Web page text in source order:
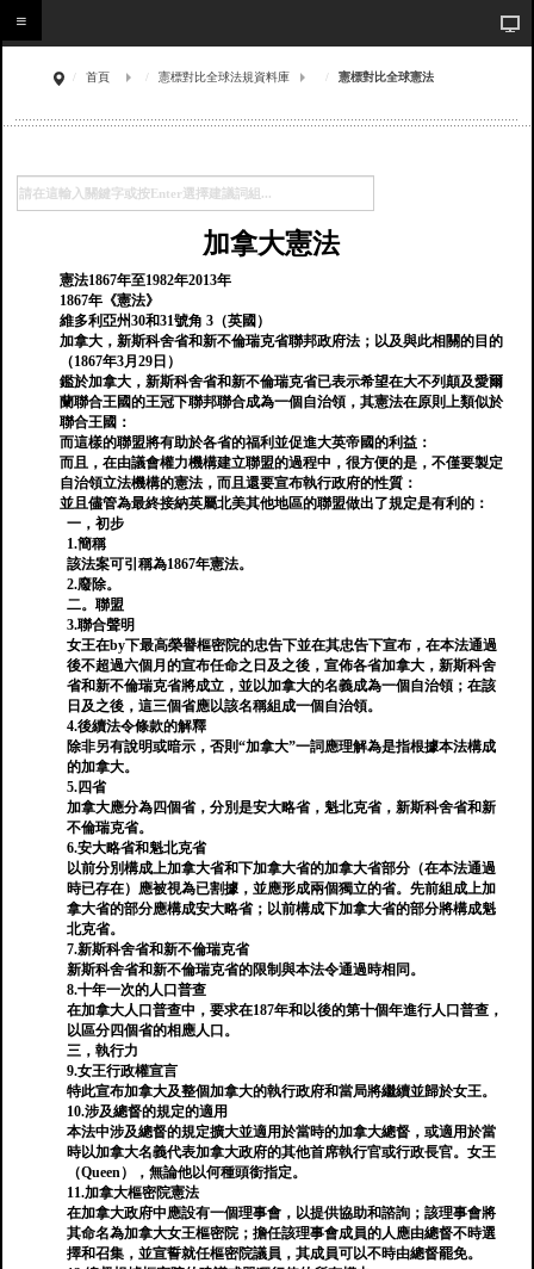
首頁 憲標對比全球法規資料庫 憲標對比全球憲法
加拿大憲法
憲法1867年至1982年2013年
1867年《憲法》
維多利亞州30和31號角 3（英國）
加拿大，新斯科舍省和新不倫瑞克省聯邦政府法；以及與此相關的目的
（1867年3月29日）
鑑於加拿大，新斯科舍省和新不倫瑞克省已表示希望在大不列顛及愛爾
蘭聯合王國的王冠下聯邦聯合成為一個自治領，其憲法在原則上類似於
聯合王國：
而這樣的聯盟將有助於各省的福利並促進大英帝國的利益：
而且，在由議會權力機構建立聯盟的過程中，很方便的是，不僅要製定
自治領立法機構的憲法，而且還要宣布執行政府的性質：
並且儘管為最終接納英屬北美其他地區的聯盟做出了規定是有利的：
一，初步
1.簡稱
該法案可引稱為1867年憲法。
2.廢除。
二。聯盟
3.聯合聲明
女王在by下最高榮譽樞密院的忠告下並在其忠告下宣布，在本法通過
後不超過六個月的宣布任命之日及之後，宣佈各省加拿大，新斯科舍
省和新不倫瑞克省將成立，並以加拿大的名義成為一個自治領；在該
日及之後，這三個省應以該名稱組成一個自治領。
4.後續法令條款的解釋
除非另有說明或暗示，否則“加拿大”一詞應理解為是指根據本法構成
的加拿大。
5.四省
加拿大應分為四個省，分別是安大略省，魁北克省，新斯科舍省和新
不倫瑞克省。
6.安大略省和魁北克省
以前分別構成上加拿大省和下加拿大省的加拿大省部分（在本法通過
時已存在）應被視為已割據，並應形成兩個獨立的省。先前組成上加
拿大省的部分應構成安大略省；以前構成下加拿大省的部分將構成魁
北克省。
7.新斯科舍省和新不倫瑞克省
新斯科舍省和新不倫瑞克省的限制與本法令通過時相同。
8.十年一次的人口普查
在加拿大人口普查中，要求在187年和以後的第十個年進行人口普查，
以區分四個省的相應人口。
三，執行力
9.女王行政權宣言
特此宣布加拿大及整個加拿大的執行政府和當局將繼續並歸於女王。
10.涉及總督的規定的適用
本法中涉及總督的規定擴大並適用於當時的加拿大總督，或適用於當
時以加拿大名義代表加拿大政府的其他首席執行官或行政長官。女王
（Queen），無論他以何種頭銜指定。
11.加拿大樞密院憲法
在加拿大政府中應設有一個理事會，以提供協助和諮詢；該理事會將
其命名為加拿大女王樞密院；擔任該理事會成員的人應由總督不時選
擇和召集，並宣誓就任樞密院議員，其成員可以不時由總督罷免。